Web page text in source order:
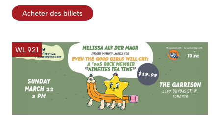
Acheter des billets
WL 921